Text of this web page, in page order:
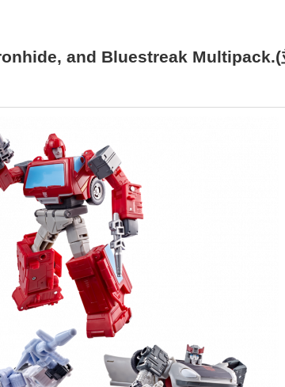
and Bluestreak Multipack.(